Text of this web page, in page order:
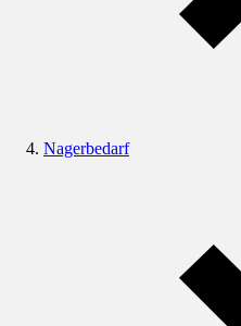
Nagerbedarf